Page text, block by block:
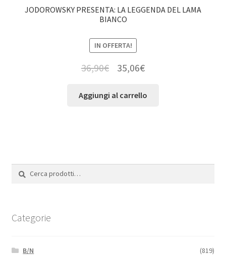
JODOROWSKY PRESENTA: LA LEGGENDA DEL LAMA
BIANCO
IN OFFERTA!
36,90€ 35,06€
Aggiungi al carrello
Categorie
B/N
(819)